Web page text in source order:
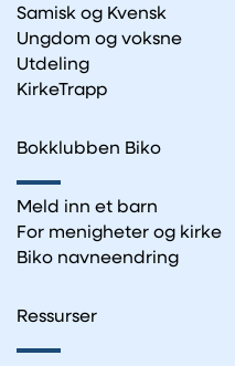
Samisk og Kvensk
Ungdom og voksne
Utdeling
KirkeTrapp
Bokklubben Biko
Meld inn et barn
For menigheter og kirke
Biko navneendring
Ressurser